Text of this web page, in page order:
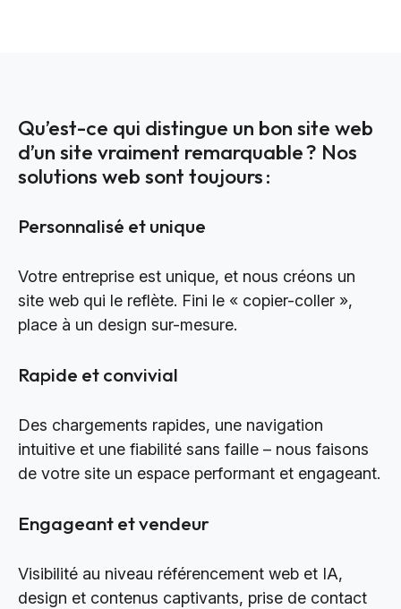
Qu’est-ce qui distingue un bon site web
d’un site vraiment remarquable ? Nos
solutions web sont toujours :
Personnalisé et unique
Votre entreprise est unique, et nous créons un
site web qui le reflète. Fini le « copier-coller »,
place à un design sur-mesure.
Rapide et convivial
Des chargements rapides, une navigation
intuitive et une fiabilité sans faille – nous faisons
de votre site un espace performant et engageant.
Engageant et vendeur
Visibilité au niveau référencement web et IA,
design et contenus captivants, prise de contact